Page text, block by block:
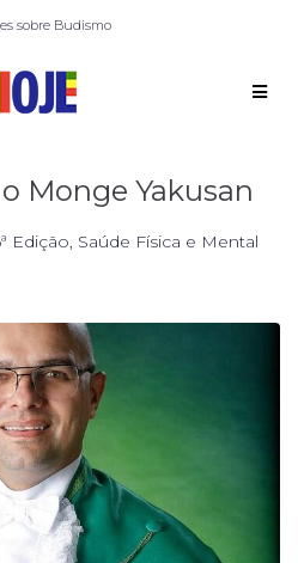
sobre Budismo
Monge Yakusan
Edição, Saúde Física e Mental